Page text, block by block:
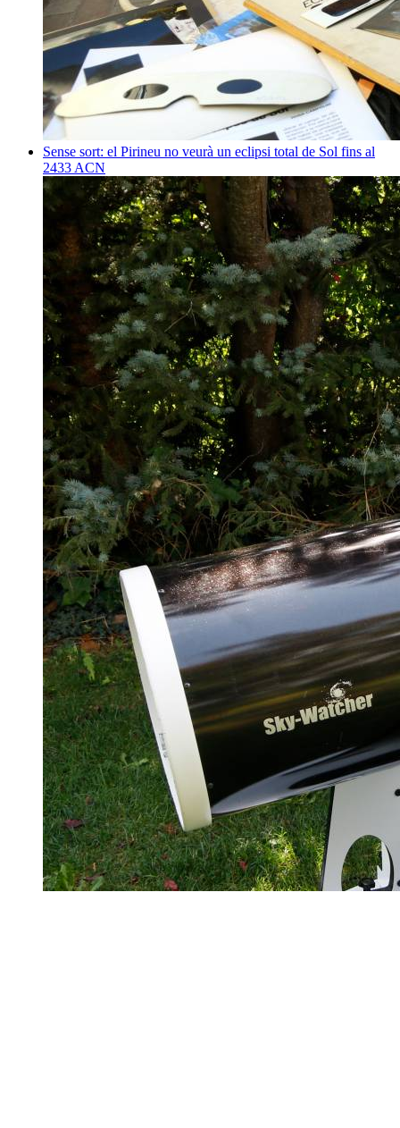
Sense sort: el Pirineu no veurà un eclipsi total de Sol fins al
2433 ACN